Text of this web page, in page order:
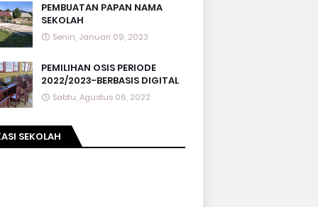
PEMBUATAN PAPAN NAMA
SEKOLAH
Senin, Januari 09, 2023
PEMILIHAN OSIS PERIODE
2022/2023-BERBASIS DIGITAL
Sabtu, Agustus 06, 2022
SEKOLAH